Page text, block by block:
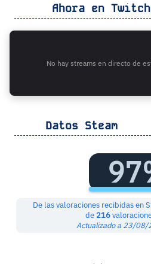
Ahora en Twitch
No hay streams en directo de
Datos Steam
De las valoraciones recibidas en
de 216
Actualizado a 23/